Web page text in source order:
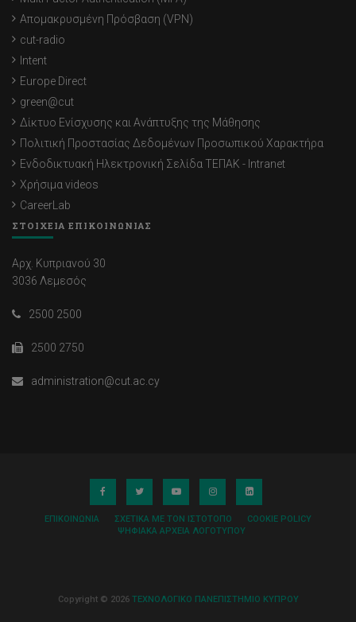
Απομακρυσμένη Πρόσβαση (VPN)
cut-radio
Intent
Europe Direct
green@cut
Δίκτυο Ενίσχυσης και Ανάπτυξης της Μάθησης
Πολιτική Προστασίας Δεδομένων Προσωπικού Χαρακτήρα
Ενδοδικτυακή Ηλεκτρονική Σελίδα ΤΕΠΑΚ - Intranet
Χρήσιμα videos
CareerLab
ΣΤΟΙΧΕΙΑ ΕΠΙΚΟΙΝΩΝΙΑΣ
Αρχ. Κυπριανού 30
3036 Λεμεσός
2500 2500
2500 2750
administration@cut.ac.cy
ΕΠΙΚΟΙΝΩΝΊΑ ΣΧΕΤΙΚΆ ΜΕ ΤΟΝ ΙΣΤΌΤΟΠΟ
COOKIE POLICY
ΨΗΦΙΑΚΆ ΑΡΧΕΊΑ ΛΟΓΌΤΥΠΟΥ
Copyright © 2026 ΤΕΧΝΟΛΟΓΙΚΟ ΠΑΝΕΠΙΣΤΗΜΙΟ ΚΥΠΡΟΥ